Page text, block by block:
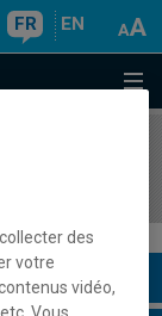
FR EN
des
votre
vidéo,